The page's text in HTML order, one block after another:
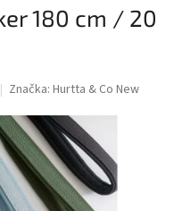
180 cm / 20
Značka: Hurtta & Co New